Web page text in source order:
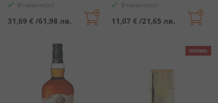
В наличност
31,69 € /61,98 лв.
В наличност
11,07 € /21,65 лв.
ПРОМО